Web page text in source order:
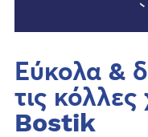
Εύκολα &
τις κόλλες
Bostik